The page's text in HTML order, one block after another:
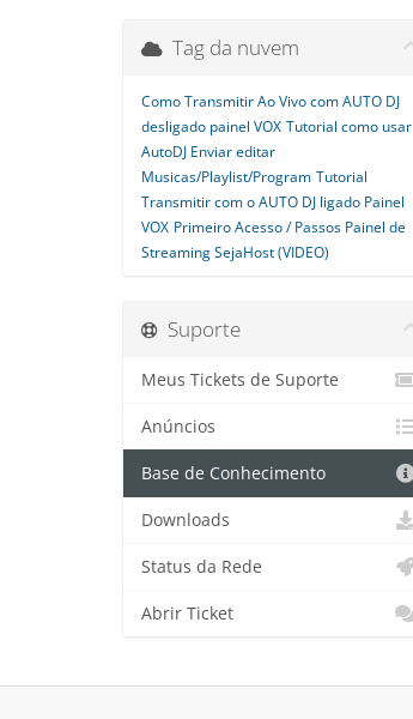
Tag da nuvem
Como Transmitir Ao Vivo com AUTO DJ
desligado painel VOX Tutorial como usar
AutoDJ Enviar editar
Musicas/Playlist/Program Tutorial
Transmitir com o AUTO DJ ligado Painel
VOX Primeiro Acesso / Passos Painel de
Streaming SejaHost (VIDEO)
Suporte
Meus Tickets de Suporte
Anúncios
Base de Conhecimento
Downloads
Status da Rede
Abrir Ticket